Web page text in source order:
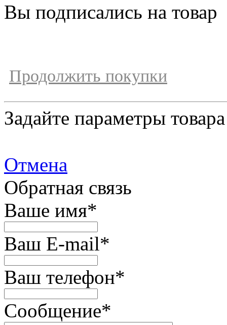
Вы подписались на товар
Продолжить покупки
Задайте параметры товара
Отмена
Обратная связь
Ваше имя*
Ваш E-mail*
Ваш телефон*
Сообщение*